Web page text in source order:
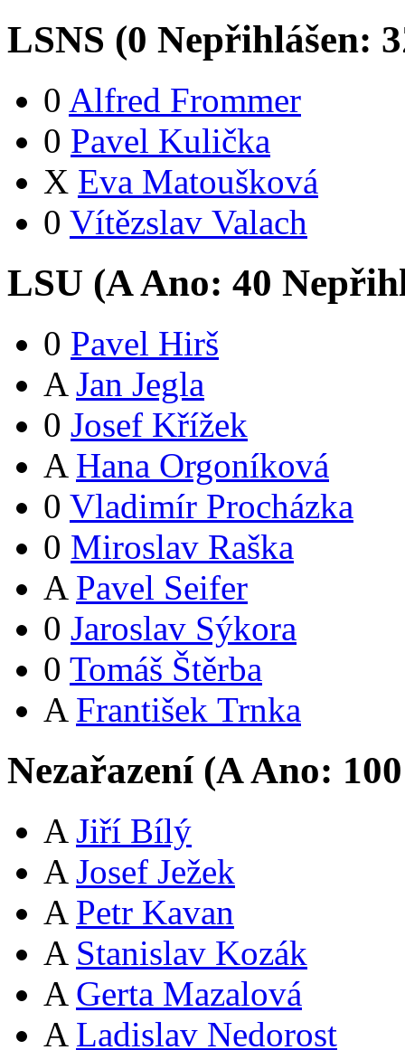
LSNS (0 Nepřihlášen: 3
0 Alfred Frommer
0 Pavel Kulička
X Eva Matoušková
0 Vítězslav Valach
LSU (AAno: 40
0 Pavel Hirš
A Jan Jegla
0 Josef Křížek
A Hana Orgoníková
0 Vladimír Procházka
0 Miroslav Raška
A Pavel Seifer
0 Jaroslav Sýkora
0 Tomáš Štěrba
A František Trnka
Nezařazení (AAno: 100
A Jiří Bílý
A Josef Ježek
A Petr Kavan
A Stanislav Kozák
A Gerta Mazalová
A Ladislav Nedorost